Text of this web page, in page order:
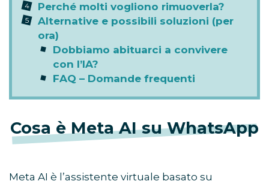
Perché molti vogliono rimuoverla?
Alternative e possibili soluzioni (per
ora)
Dobbiamo abituarci a convivere
con l’IA?
FAQ – Domande frequenti
Cosa è Meta AI su WhatsApp
Meta AI è l’assistente virtuale basato su